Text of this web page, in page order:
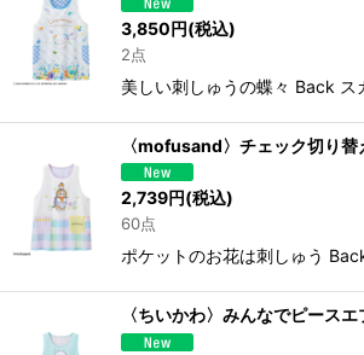
並び順 :
3,850円(税込)
2点
美しい刺しゅうの蝶々 Back
〈mofusand〉チェック切り替
2,739円(税込)
60点
ポケットのお花は刺しゅう
〈ちいかわ〉みんなでピースエ